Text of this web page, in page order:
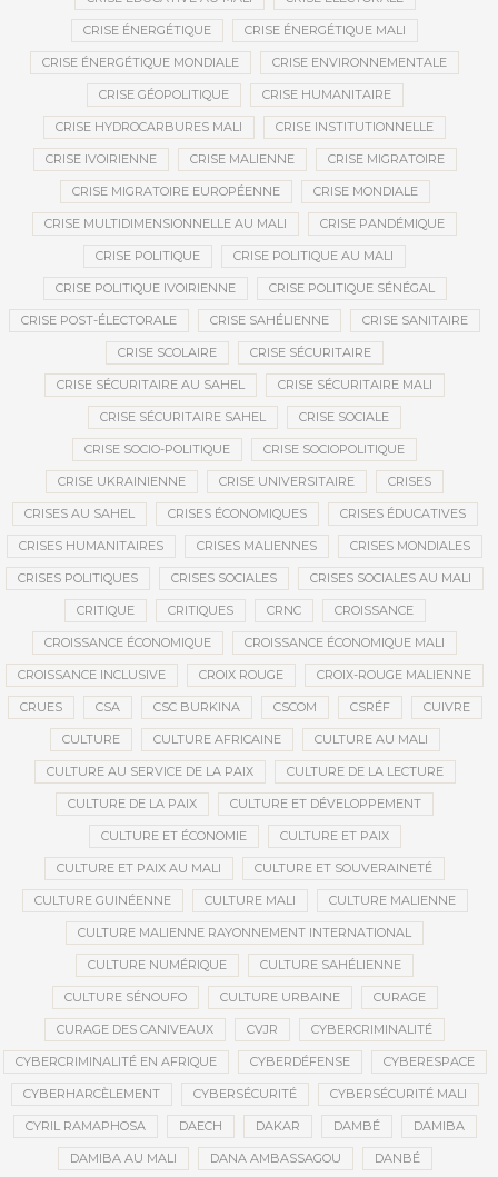
CRISE ÉNERGÉTIQUE CRISE ÉNERGÉTIQUE MALI
CRISE ÉNERGÉTIQUE MONDIALE CRISE ENVIRONNEMENTALE
CRISE GÉOPOLITIQUE CRISE HUMANITAIRE
CRISE HYDROCARBURES MALI CRISE INSTITUTIONNELLE
CRISE IVOIRIENNE CRISE MALIENNE CRISE MIGRATOIRE
CRISE MIGRATOIRE EUROPÉENNE CRISE MONDIALE
CRISE MULTIDIMENSIONNELLE AU MALI CRISE PANDÉMIQUE
CRISE POLITIQUE CRISE POLITIQUE AU MALI
CRISE POLITIQUE IVOIRIENNE CRISE POLITIQUE SÉNÉGAL
CRISE POST-ÉLECTORALE CRISE SAHÉLIENNE CRISE SANITAIRE
CRISE SCOLAIRE CRISE SÉCURITAIRE
CRISE SÉCURITAIRE AU SAHEL CRISE SÉCURITAIRE MALI
CRISE SÉCURITAIRE SAHEL CRISE SOCIALE
CRISE SOCIO-POLITIQUE CRISE SOCIOPOLITIQUE
CRISE UKRAINIENNE CRISE UNIVERSITAIRE CRISES
CRISES AU SAHEL CRISES ÉCONOMIQUES CRISES ÉDUCATIVES
CRISES HUMANITAIRES CRISES MALIENNES CRISES MONDIALES
CRISES POLITIQUES CRISES SOCIALES CRISES SOCIALES AU MALI
CRITIQUE CRITIQUES CRNC CROISSANCE
CROISSANCE ÉCONOMIQUE CROISSANCE ÉCONOMIQUE MALI
CROISSANCE INCLUSIVE CROIX ROUGE CROIX-ROUGE MALIENNE
CRUES CSA CSC BURKINA CSCOM CSRÉF CUIVRE
CULTURE CULTURE AFRICAINE CULTURE AU MALI
CULTURE AU SERVICE DE LA PAIX CULTURE DE LA LECTURE
CULTURE DE LA PAIX CULTURE ET DÉVELOPPEMENT
CULTURE ET ÉCONOMIE CULTURE ET PAIX
CULTURE ET PAIX AU MALI CULTURE ET SOUVERAINETÉ
CULTURE GUINÉENNE CULTURE MALI CULTURE MALIENNE
CULTURE MALIENNE RAYONNEMENT INTERNATIONAL
CULTURE NUMÉRIQUE CULTURE SAHÉLIENNE
CULTURE SÉNOUFO CULTURE URBAINE CURAGE
CURAGE DES CANIVEAUX CVJR CYBERCRIMINALITÉ
CYBERCRIMINALITÉ EN AFRIQUE CYBERDÉFENSE CYBERESPACE
CYBERHARCÈLEMENT CYBERSÉCURITÉ CYBERSÉCURITÉ MALI
CYRIL RAMAPHOSA DAECH DAKAR DAMBÉ DAMIBA
DAMIBA AU MALI DANA AMBASSAGOU DANBÉ